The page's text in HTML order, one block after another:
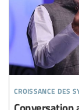
croissance des